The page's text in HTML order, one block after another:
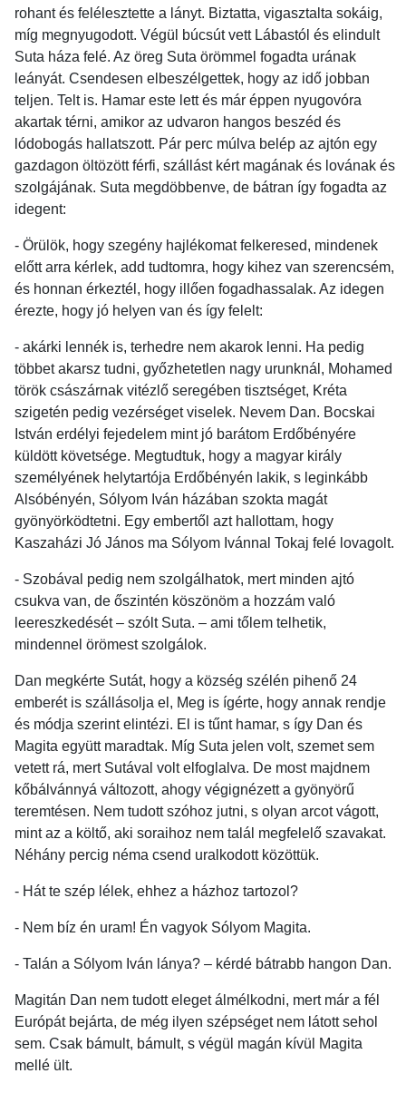
rohant és felélesztette a lányt. Biztatta, vigasztalta sokáig,
míg megnyugodott. Végül búcsút vett Lábastól és elindult
Suta háza felé. Az öreg Suta örömmel fogadta urának
leányát. Csendesen elbeszélgettek, hogy az idő jobban
teljen. Telt is. Hamar este lett és már éppen nyugovóra
akartak térni, amikor az udvaron hangos beszéd és
lódobogás hallatszott. Pár perc múlva belép az ajtón egy
gazdagon öltözött férfi, szállást kért magának és lovának és
szolgájának. Suta megdöbbenve, de bátran így fogadta az
idegent:
- Örülök, hogy szegény hajlékomat felkeresed, mindenek
előtt arra kérlek, add tudtomra, hogy kihez van szerencsém,
és honnan érkeztél, hogy illően fogadhassalak. Az idegen
érezte, hogy jó helyen van és így felelt:
- akárki lennék is, terhedre nem akarok lenni. Ha pedig
többet akarsz tudni, győzhetetlen nagy urunknál, Mohamed
török császárnak vitézlő seregében tisztséget, Kréta
szigetén pedig vezérséget viselek. Nevem Dan. Bocskai
István erdélyi fejedelem mint jó barátom Erdőbényére
küldött követsége. Megtudtuk, hogy a magyar király
személyének helytartója Erdőbényén lakik, s leginkább
Alsóbényén, Sólyom Iván házában szokta magát
gyönyörködtetni. Egy embertől azt hallottam, hogy
Kaszaházi Jó János ma Sólyom Ivánnal Tokaj felé lovagolt.
- Szobával pedig nem szolgálhatok, mert minden ajtó
csukva van, de őszintén köszönöm a hozzám való
leereszkedését – szólt Suta. – ami tőlem telhetik,
mindennel örömest szolgálok.
Dan megkérte Sutát, hogy a község szélén pihenő 24
emberét is szállásolja el, Meg is ígérte, hogy annak rendje
és módja szerint elintézi. El is tűnt hamar, s így Dan és
Magita együtt maradtak. Míg Suta jelen volt, szemet sem
vetett rá, mert Sutával volt elfoglalva. De most majdnem
kőbálvánnyá változott, ahogy végignézett a gyönyörű
teremtésen. Nem tudott szóhoz jutni, s olyan arcot vágott,
mint az a költő, aki soraihoz nem talál megfelelő szavakat.
Néhány percig néma csend uralkodott közöttük.
- Hát te szép lélek, ehhez a házhoz tartozol?
- Nem bíz én uram! Én vagyok Sólyom Magita.
- Talán a Sólyom Iván lánya? – kérdé bátrabb hangon Dan.
Magitán Dan nem tudott eleget álmélkodni, mert már a fél
Európát bejárta, de még ilyen szépséget nem látott sehol
sem. Csak bámult, bámult, s végül magán kívül Magita
mellé ült.